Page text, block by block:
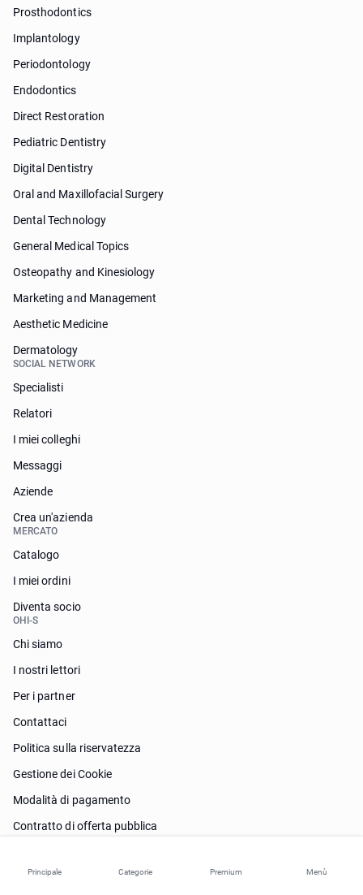
Principale Categorie Premium Menù
Prosthodontics
Implantology
Periodontology
Endodontics
Direct Restoration
Pediatric Dentistry
Digital Dentistry
Oral and Maxillofacial Surgery
Dental Technology
General Medical Topics
Osteopathy and Kinesiology
Marketing and Management
Aesthetic Medicine
Dermatology
SOCIAL NETWORK
Specialisti
Relatori
I miei colleghi
Messaggi
Aziende
Crea un'azienda
MERCATO
Catalogo
I miei ordini
Diventa socio
OHI-S
Chi siamo
I nostri lettori
Per i partner
Contattaci
Politica sulla riservatezza
Gestione dei Cookie
Modalità di pagamento
Contratto di offerta pubblica